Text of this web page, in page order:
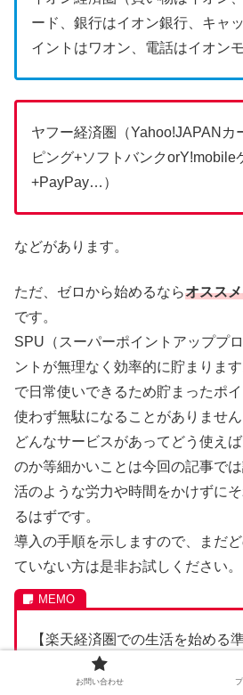
ード、銀行はイオン銀行、キャ
イントはワオン、電話はイオン
ヤフー経済圏（Yahoo!JAPANカ
ピング+ソフトバンクorY!mobile
+PayPay…）
などがあります。
ただ、ゼロから始めるならオスス
です。
SPU（スーパーポイントアッププ
ントが無理なく効率的に貯まりま
で日常使いできるため貯まったポ
使わず無駄になることがありません
どんなサービスがあってどう使え
のか等細かいことは今回の記事で
活のような労力や時間をかけずに
るはずです。
導入の手順を示しますので、まだ
ていない方は是非お試しください。
【楽天経済圏での生活を始める準
1.楽天会員になる
お問い合わせ